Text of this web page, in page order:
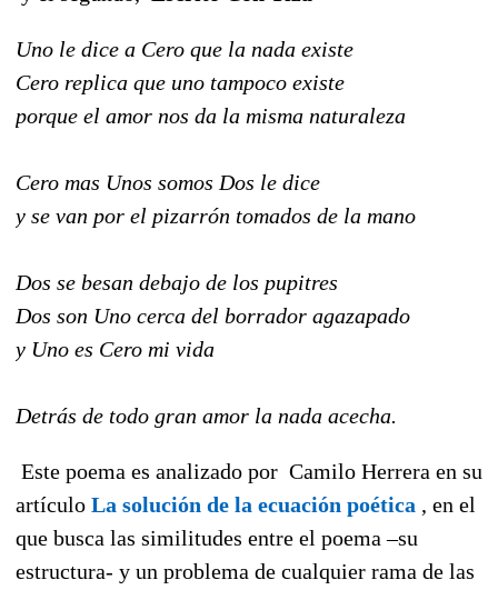
Uno le dice a Cero que la nada existe
Cero replica que uno tampoco existe
porque el amor nos da la misma naturaleza
Cero mas Unos somos Dos le dice
y se van por el pizarrón tomados de la mano
Dos se besan debajo de los pupitres
Dos son Uno cerca del borrador agazapado
y Uno es Cero mi vida
Detrás de todo gran amor la nada acecha.
Este poema es analizado por Camilo Herrera en su
artículo La solución de la ecuación poética , en el
que busca las similitudes entre el poema –su
estructura- y un problema de cualquier rama de las